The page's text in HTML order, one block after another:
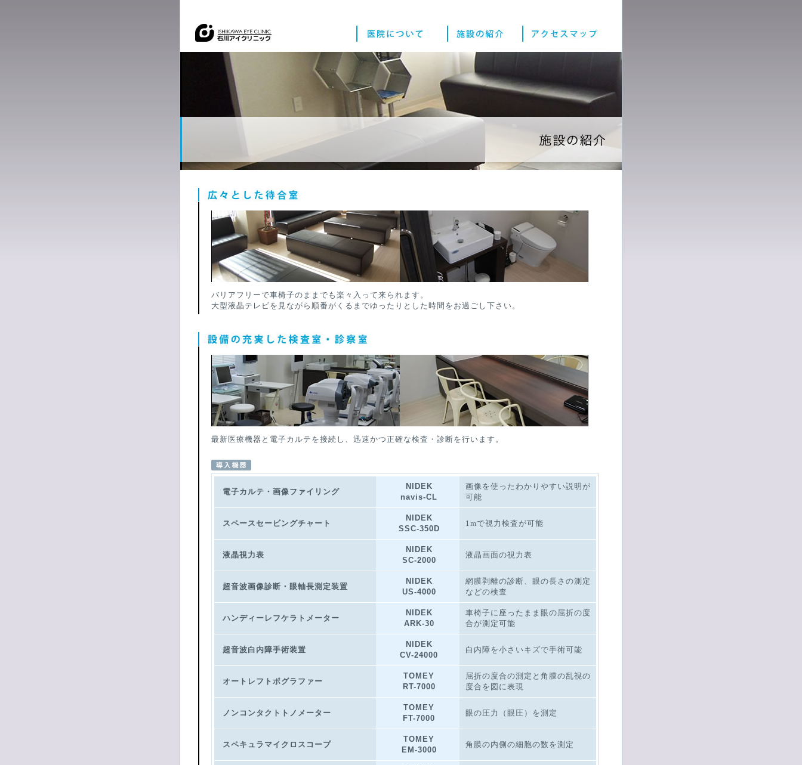
バリアフリーで車椅子のままでも楽々入って来られます。
大型液晶テレビを見ながら順番がくるまでゆったりとした時間をお過ごし下さい。
最新医療機器と電子カルテを接続し、迅速かつ正確な検査・診断を行います。
電子カルテ・画像ファイリング
NIDEK
navis-CL
画像を使ったわかりやすい説明が
可能
スペースセービングチャート
NIDEK
SSC-350D
1mで視力検査が可能
液晶視力表
NIDEK
SC-2000
液晶画面の視力表
超音波画像診断・眼軸長測定装置
NIDEK
US-4000
網膜剥離の診断、眼の長さの測定
などの検査
ハンディーレフケラトメーター
NIDEK
ARK-30
車椅子に座ったまま眼の屈折の度
合が測定可能
超音波白内障手術装置
NIDEK
CV-24000
白内障を小さいキズで手術可能
オートレフトポグラファー
TOMEY
RT-7000
屈折の度合の測定と角膜の乱視の
度合を図に表現
ノンコンタクトトノメーター
TOMEY
FT-7000
眼の圧力（眼圧）を測定
スペキュラマイクロスコープ
TOMEY
EM-3000
角膜の内側の細胞の数を測定